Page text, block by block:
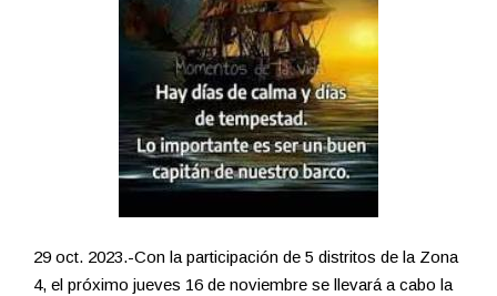
29 oct. 2023.-Con la participación de 5 distritos de la Zona
4, el próximo jueves 16 de noviembre se llevará a cabo la